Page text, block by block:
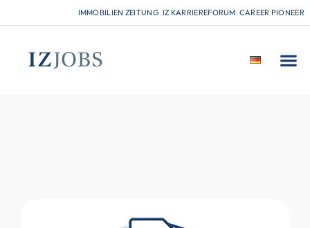
IMMOBILIEN ZEITUNG IZ KARRIEREFORUM CAREER PIONEER